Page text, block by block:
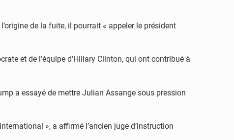
de la fuite, il pourrait « appeler le président
et de l’équipe d’Hillary Clinton, qui ont contribué à
a essayé de mettre Julian Assange sous pression
», a affirmé l’ancien juge d’instruction